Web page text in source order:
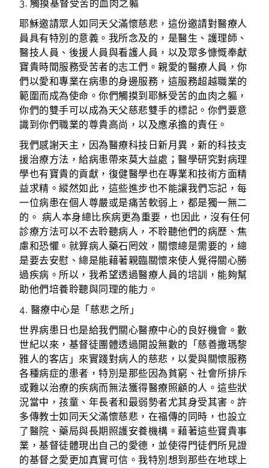
3. 觸摸基督受苦的血肉之軀
耶穌邀請眾人如同天父滿懷慈悲，這份邀請對醫療人
員具有特別的意義。我所念及的，是醫生、護理師、
醫技人員、後援人員與看護人員，以及眾多慷慨奉獻
寶貴時間服務受苦者的志工們。親愛的醫療人員，你
們以愛和專業在病患的身邊服務，這服務超越職業的
範圍而成為使命。你們觸摸到耶穌受苦的血肉之軀，
你們的雙手可以成為天父慈悲雙手的標記。你們要意
識到你們職業的尊貴高尚，以及應承擔的責任。
我們感謝天主，因為醫療科技日新月異，新的科技支
援治療方法，給病患帶來莫大益處；醫學研究對病理
學也有寶貴的貢獻，復健醫學也在專業和技術方面精
益求精。縱然如此，這些進步也不能讓我們忘記，每
一位病患在個人尊嚴或是痛苦軟弱上，都是獨一無二
的。 病人本身總比疾病更為重要，也因此，沒有任何
診療方法可以不去聆聽病人，不聆聽他們的病歷、焦
慮和恐懼。就算病人藥石罔效，關懷總是需要的，總
是要去安慰、總是能藉著親臨關懷來使人覺得關心勝
過疾病。所以，我希望透過醫療人員的培訓，能夠幫
助他們培養聆聽與同理的能力。
4. 醫療中心是「慈悲之所」
世界病患日也是給我們關心醫療中心的良好機會。數
世紀以來，基督徒團體透過開設無數的「慈善撒瑪黎
雅人的客店」來實踐對病人的慈悲，以愛與關懷服務
各種病症的患者，特別是那些因為貧窮、社會所排斥
或難以治療的疾病而無法獲得醫療照顧的人。這些狀
況當中，孩童、年長者和最弱勢者尤其身受其害。許
多傳教士如同天父滿懷慈悲，在福傳的同時，也設立
了醫院、藥局與長期照護安養機構。藉著這些寶貴事
業，基督徒體現出自己的愛德，並使得門徒們所見證
的基督之愛更加真實可信。我特別想到那些在地球上